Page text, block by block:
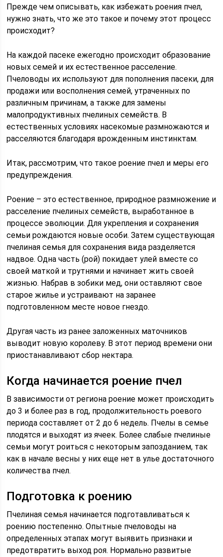
Прежде чем описывать, как избежать роения пчел,
нужно знать, что же это такое и почему этот процесс
происходит?
На каждой пасеке ежегодно происходит образование
новых семей и их естественное расселение.
Пчеловоды их используют для пополнения пасеки, для
продажи или восполнения семей, утраченных по
различным причинам, а также для замены
малопродуктивных пчелиных семейств. В
естественных условиях насекомые размножаются и
расселяются благодаря врожденным инстинктам.
Итак, рассмотрим, что такое роение пчел и меры его
предупреждения.
Роение – это естественное, природное размножение и
расселение пчелиных семейств, выработанное в
процессе эволюции. Для укрепления и сохранения
семьи рождаются новые особи. Затем существующая
пчелиная семья для сохранения вида разделяется
надвое. Одна часть (рой) покидает улей вместе со
своей маткой и трутнями и начинает жить своей
жизнью. Набрав в зобики мед, они оставляют свое
старое жилье и устраивают на заранее
подготовленном месте новое гнездо.
Другая часть из ранее заложенных маточников
выводит новую королеву. В этот период времени они
приостанавливают сбор нектара.
Когда начинается роение пчел
В зависимости от региона роение может происходить
до 3 и более раз в год, продолжительность роевого
периода составляет от 2 до 6 недель. Пчелы в семье
плодятся и выходят из ячеек. Более слабые пчелиные
семьи могут роиться с некоторым запозданием, так
как в начале весны у них еще нет в улье достаточного
количества пчел.
Подготовка к роению
Пчелиная семья начинается подготавливаться к
роению постепенно. Опытные пчеловоды на
определенных этапах могут выявить признаки и
предотвратить выход роя. Нормально развитые